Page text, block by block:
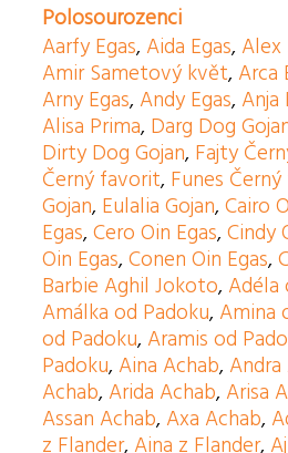
Polosourozenci
Aarfy Egas, Aida Egas,
Amir Sametový květ, Arca
Arny Egas, Andy Egas, Anja
Alisa Prima, Darg Dog
Dirty Dog Gojan, Fajty
Černý favorit, Funes
Gojan, Eulalia Gojan,Cairo
Egas,Cero Oin Egas,Cindy
Oin Egas,Conen Oin Egas,
Barbie Aghil Jokoto, Adéla
Amálka od Padoku, Amina
od Padoku, Aramis od
Padoku, Aina Achab,
Achab, Arida Achab, Arisa
Assan Achab, Axa Achab,
z Flander, Aina z Flander,